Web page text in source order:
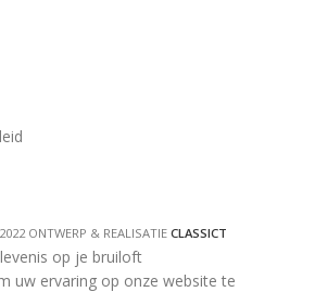
2022 ONTWERP & REALISATIE CLASSICT
uw ervaring op onze website te